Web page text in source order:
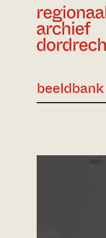
beeldbank